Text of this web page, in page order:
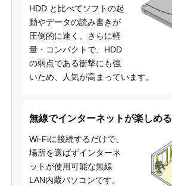
HDD と比べてソフトの起
動やデータの読み書きが
圧倒的に速く、さらに軽
量・コンパクトで、HDD
の弱点である衝撃にも強
いため、人気が高まっています。
無線でインターネットが楽しめる
Wi-Fiに接続するだけで、
場所を選ばずインターネ
ットが使用可能な無線
LAN内蔵パソコンです。